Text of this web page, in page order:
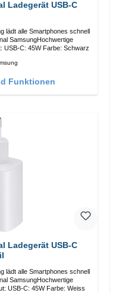
Ladegerät USB-C
lädt alle Smartphones schnell
USB-C: 45W Farbe: Schwarz
Funktionen
Ladegerät USB-C
lädt alle Smartphones schnell
USB-C: 45W Farbe: Weiss